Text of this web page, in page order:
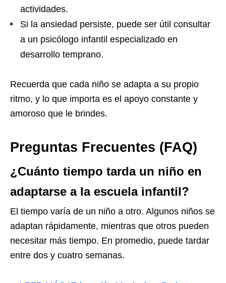
actividades.
Si la ansiedad persiste, puede ser útil consultar
a un psicólogo infantil especializado en
desarrollo temprano.
Recuerda que cada niño se adapta a su propio
ritmo, y lo que importa es el apoyo constante y
amoroso que le brindes.
Preguntas Frecuentes (FAQ)
¿Cuánto tiempo tarda un niño en
adaptarse a la escuela infantil?
El tiempo varía de un niño a otro. Algunos niños se
adaptan rápidamente, mientras que otros pueden
necesitar más tiempo. En promedio, puede tardar
entre dos y cuatro semanas.